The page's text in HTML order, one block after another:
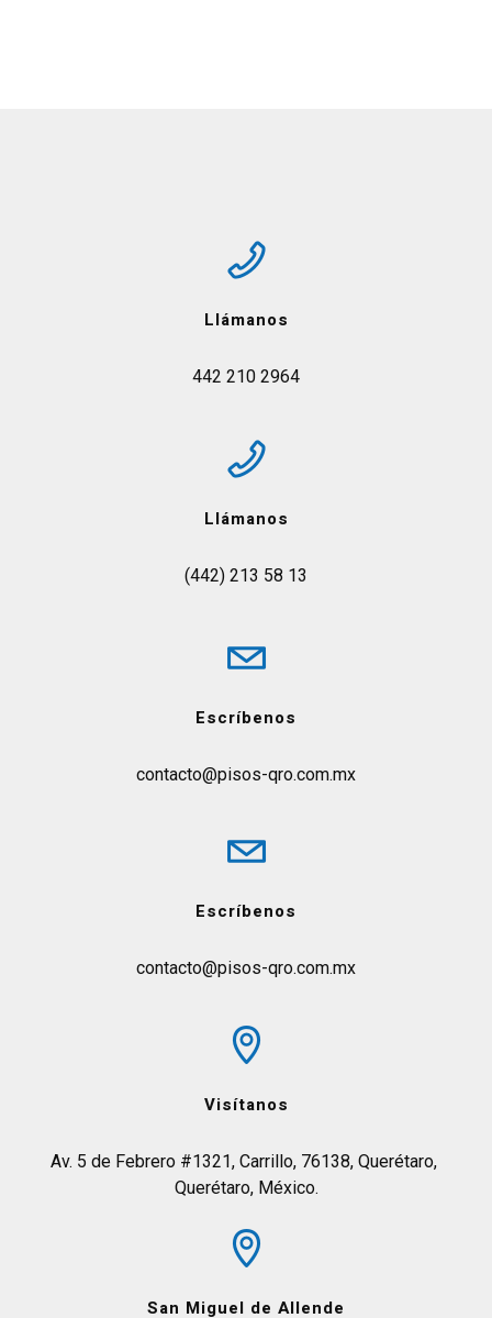
Llámanos
442 210 2964
Llámanos
(442) 213 58 13
Escríbenos
contacto@pisos-qro.com.mx
Escríbenos
contacto@pisos-qro.com.mx
Visítanos
Av. 5 de Febrero #1321, Carrillo, 76138, Querétaro,
Querétaro, México.
San Miguel de Allende